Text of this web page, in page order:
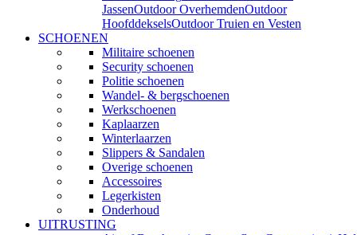
JassenOutdoor OverhemdenOutdoor
HoofddekselsOutdoor Truien en Vesten
SCHOENEN
Militaire schoenen
Security schoenen
Politie schoenen
Wandel- & bergschoenen
Werkschoenen
Kaplaarzen
Winterlaarzen
Slippers & Sandalen
Overige schoenen
Accessoires
Legerkisten
Onderhoud
UITRUSTING